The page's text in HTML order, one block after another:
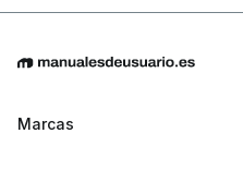
Marcas